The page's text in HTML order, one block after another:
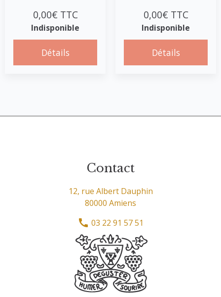
0,00€ TTC
Indisponible
Détails
0,00€ TTC
Indisponible
Détails
Contact
12, rue Albert Dauphin
80000 Amiens
03 22 91 57 51